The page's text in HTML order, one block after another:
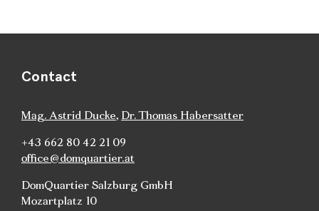
Contact
Mag. Astrid Ducke, Dr. Thomas Habersatter
+43 662 80 42 21 09
office@domquartier.at
DomQuartier Salzburg GmbH
Mozartplatz 10